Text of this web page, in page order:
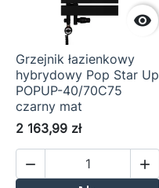

Grzejnik łazienkowy
hybrydowy Pop Star Up
POPUP-40/70C75
czarny mat
2 163,99 zł
 